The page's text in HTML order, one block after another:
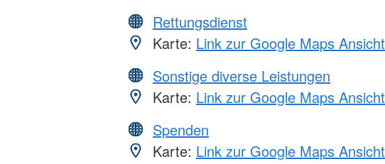
Rettungsdienst
Karte: Link zur Google Maps Ansicht
Sonstige diverse Leistungen
Karte: Link zur Google Maps Ansicht
Spenden
Karte: Link zur Google Maps Ansicht